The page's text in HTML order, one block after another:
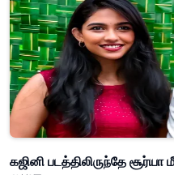
கஜினி படத்திலிருந்தே